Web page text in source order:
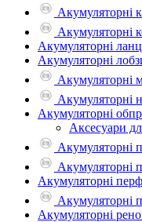
Акумуляторні
Акумуляторні
Акумуляторні
Акумуляторні
Акумуляторні
Акумуляторні
Акумуляторні
Аксесуари
Акумуляторні
Акумуляторні
Акумуляторні
Акумуляторні
Акумуляторні